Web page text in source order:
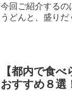
今回ご紹介する
うどんと、盛りだ
【都内で食
おすすめ８選